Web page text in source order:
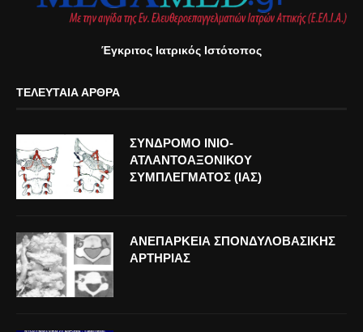
Έγκριτος Ιατρικός Ιστότοπος
ΤΕΛΕΥΤΑΊΑ ΆΡΘΡΑ
ΣΥΝΔΡΟΜΟ ΙΝΙΟ-
ΑΤΛΑΝΤΟΑΞΟΝΙΚΟΥ
ΣΥΜΠΛΕΓΜΑΤΟΣ (ΙΑΣ)
ΑΝΕΠΑΡΚΕΙΑ ΣΠΟΝΔΥΛΟΒΑΣΙΚΗΣ
ΑΡΤΗΡΙΑΣ